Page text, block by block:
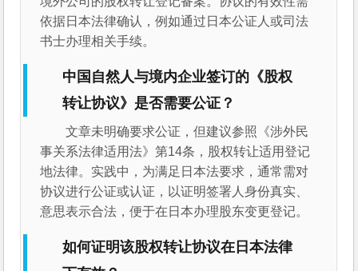
依据日本法律确认，例如通过日本公证人或司法
书士办理相关手续。
中国自然人与境内企业签订的《股权
转让协议》是否需要公证？
文章未明确要求公证，但建议参照《涉外民
事关系法律适用法》第14条，股权转让适用登记
地法律。实践中，为满足日本法要求，通常需对
协议进行公证或认证，以证明签署人身份真实、
意思表示合法，便于在日本办理股东变更登记。
如何证明该股权转让协议在日本法律